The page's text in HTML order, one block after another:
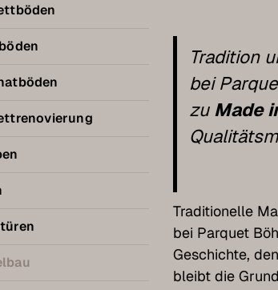
Tradition
bei
zu Made
Traditionelle
bei Parquet
Geschichte,
bleibt die